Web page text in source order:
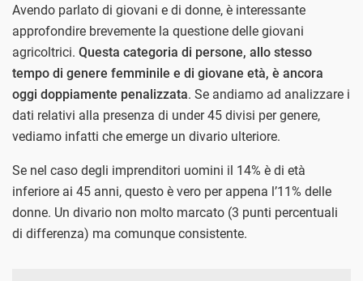
Avendo parlato di giovani e di donne, è interessante
approfondire brevemente la questione delle giovani
agricoltrici. Questa categoria di persone, allo stesso
tempo di genere femminile e di giovane età, è ancora
oggi doppiamente penalizzata. Se andiamo ad analizzare i
dati relativi alla presenza di under 45 divisi per genere,
vediamo infatti che emerge un divario ulteriore.
Se nel caso degli imprenditori uomini il 14% è di età
inferiore ai 45 anni, questo è vero per appena l’11% delle
donne. Un divario non molto marcato (3 punti percentuali
di differenza) ma comunque consistente.